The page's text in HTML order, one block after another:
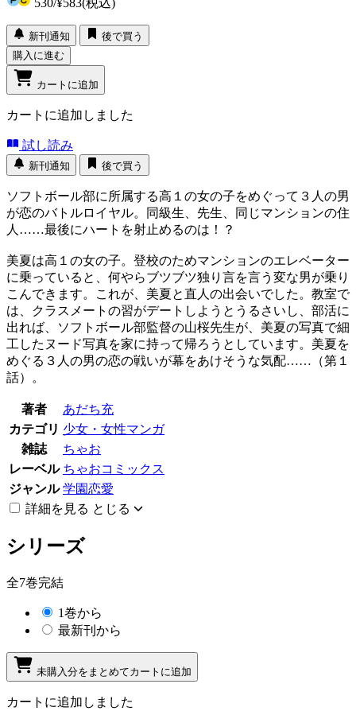
新刊通知
後で買う
購入に進む
カートに追加
カートに追加しました
試し読み
新刊通知 後で買う
ソフトボール部に所属する高１の女の子をめぐって３人の男
が恋のバトルロイヤル。同級生、先生、同じマンションの住
人……最後にハートを射止めるのは！？
美夏は高１の女の子。登校のためマンションのエレベーター
に乗っていると、何やらブツブツ独り言を言う変な男が乗り
こんできます。これが、美夏と直人の出会いでした。教室で
は、クラスメートの習がデートしようとうるさいし、部活に
出れば、ソフトボール部監督の山桜先生が、美夏の写真で細
工したヌード写真を家に持って帰ろうとしています。美夏を
めぐる３人の男の恋の戦いが幕をあけそうな気配……（第１
話）。
著者
あだち充
カテゴリ 少女・女性マンガ
雑誌
ちゃお
レーベル ちゃおコミックス
ジャンル 学園恋愛
詳細を見る とじる
シリーズ
全7巻完結
1巻から
最新刊から
未購入分をまとめてカートに追加
カートに追加しました